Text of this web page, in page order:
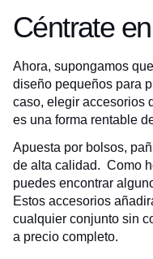
Céntrate
Ahora, supongamos
diseño pequeños para
caso, elegir accesorios
es una forma rentable
Apuesta por bolsos,
de alta calidad. Como
puedes encontrar
Estos accesorios
cualquier conjunto sin
a precio completo.